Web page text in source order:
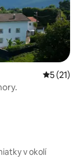
5 (21)
v okolí